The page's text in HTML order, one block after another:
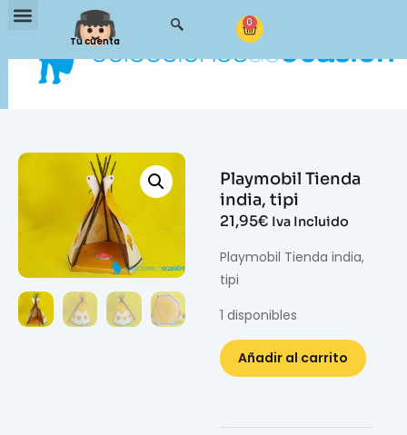
Tu cuenta
0
Playmobil Tienda
india, tipi
21,95€ Iva Incluido
Playmobil Tienda india,
tipi
1 disponibles
Añadir al carrito